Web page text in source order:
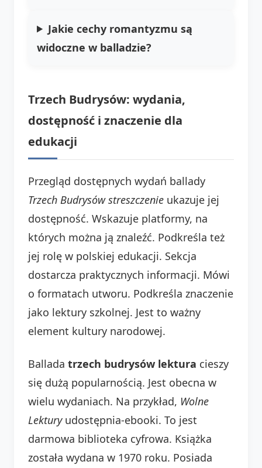
Jakie cechy romantyzmu są
widoczne w balladzie?
Trzech Budrysów: wydania,
dostępność i znaczenie dla
edukacji
Przegląd dostępnych wydań ballady
Trzech Budrysów streszczenie ukazuje jej
dostępność. Wskazuje platformy, na
których można ją znaleźć. Podkreśla też
jej rolę w polskiej edukacji. Sekcja
dostarcza praktycznych informacji. Mówi
o formatach utworu. Podkreśla znaczenie
jako lektury szkolnej. Jest to ważny
element kultury narodowej.
Ballada trzech budrysów lektura cieszy
się dużą popularnością. Jest obecna w
wielu wydaniach. Na przykład, Wolne
Lekturyudostępnia-ebooki. To jest
darmowa biblioteka cyfrowa. Książka
została wydana w 1970 roku. Posiada